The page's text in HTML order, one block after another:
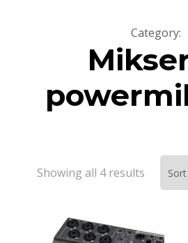
Category:
Showing all 4 results